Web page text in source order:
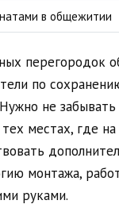
в общежитии
перегородок
по
не забывать
местах, где
монтажа,
руками.